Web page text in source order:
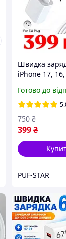
Швидка
iPhone 17,
Готово до
399 ₴
750 ₴
PUF-STAR